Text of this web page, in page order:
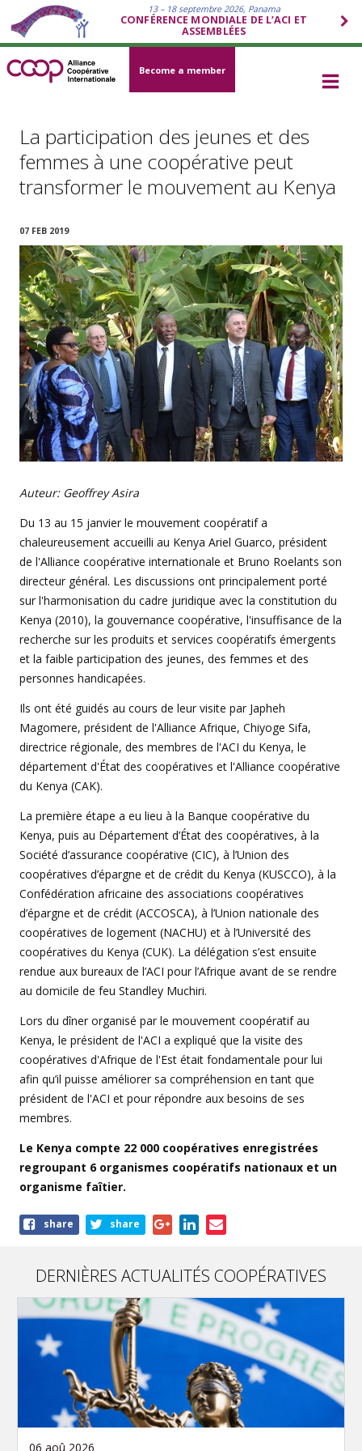
13 – 18 septembre 2026, Panama
CONFÉRENCE MONDIALE DE L’ACI ET
ASSEMBLÉES
Become a member
La participation des jeunes et des
femmes à une coopérative peut
transformer le mouvement au Kenya
07 FEB 2019
Auteur: Geoffrey Asira
Du 13 au 15 janvier le mouvement coopératif a
chaleureusement accueilli au Kenya Ariel Guarco, président
de l'Alliance coopérative internationale et Bruno Roelants son
directeur général. Les discussions ont principalement porté
sur l'harmonisation du cadre juridique avec la constitution du
Kenya (2010), la gouvernance coopérative, l'insuffisance de la
recherche sur les produits et services coopératifs émergents
et la faible participation des jeunes, des femmes et des
personnes handicapées.
Ils ont été guidés au cours de leur visite par Japheh
Magomere, président de l'Alliance Afrique, Chiyoge Sifa,
directrice régionale, des membres de l'ACI du Kenya, le
département d'État des coopératives et l'Alliance coopérative
du Kenya (CAK).
La première étape a eu lieu à la Banque coopérative du
Kenya, puis au Département d’État des coopératives, à la
Société d’assurance coopérative (CIC), à l’Union des
coopératives d’épargne et de crédit du Kenya (KUSCCO), à la
Confédération africaine des associations coopératives
d’épargne et de crédit (ACCOSCA), à l’Union nationale des
coopératives de logement (NACHU) et à l’Université des
coopératives du Kenya (CUK). La délégation s’est ensuite
rendue aux bureaux de l’ACI pour l’Afrique avant de se rendre
au domicile de feu Standley Muchiri.
Lors du dîner organisé par le mouvement coopératif au
Kenya, le président de l'ACI a expliqué que la visite des
coopératives d'Afrique de l'Est était fondamentale pour lui
afin qu’il puisse améliorer sa compréhension en tant que
président de l'ACI et pour répondre aux besoins de ses
membres.
Le Kenya compte 22 000 coopératives enregistrées
regroupant 6 organismes coopératifs nationaux et un
organisme faîtier.
Shareshare share
DERNIÈRES ACTUALITÉS COOPÉRATIVES
06 aoû 2026